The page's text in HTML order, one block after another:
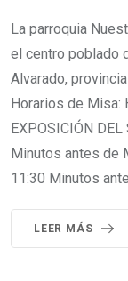
La parroquia
el centro poblado
Alvarado,
Horarios de Misa:
EXPOSICIÓN
Minutos antes de
11:30 Minutos
LEER MÁS